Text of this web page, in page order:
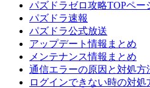
パズドラゼロ攻略TOPペー
パズドラ速報
パズドラ公式放送
アップデート情報まとめ
メンテナンス情報まとめ
通信エラーの原因と対処方
ログインできない時の対処